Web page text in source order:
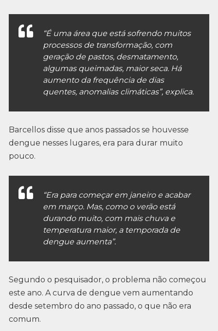
“É uma área que está sofrendo muitos
processos de transformação, com
geração de pastos, desmatamento,
algumas queimadas, maior seca. Há
aumento da frequência de dias
quentes, anomalias climáticas”, explica.
Barcellos disse que anos passados se houvesse
dengue nesses lugares, era para durar muito
pouco.
“Era para começar em janeiro e acabar
em março. Mas, como o verão está
durando muito, com mais chuva e
temperatura maior, a temporada de
dengue aumenta”.
Segundo o pesquisador, o problema não começou
este ano. A curva de dengue vem aumentando
desde setembro do ano passado, o que não era
comum.